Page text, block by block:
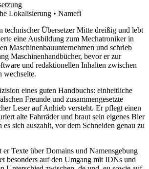
Lokalisierung • Namefi
technischer Übersetzer Mitte dreißig und lebt
eine Ausbildung zum Mechatroniker in
Maschinenbauunternehmen und schrieb
Maschinenhandbücher, bevor er zur
und redaktionellen Inhalten zwischen
wechselte.
eines guten Handbuchs: einheitliche
Freunde und zusammengesetzte
Leser auf Anhieb versteht. Er pflegt einen
alte Fahrräder und braut sein eigenes Bier
sich auszahlt, vor dem Schneiden genau zu
Texte über Domains und Namensgebung
besonders auf den Umgang mit IDNs und